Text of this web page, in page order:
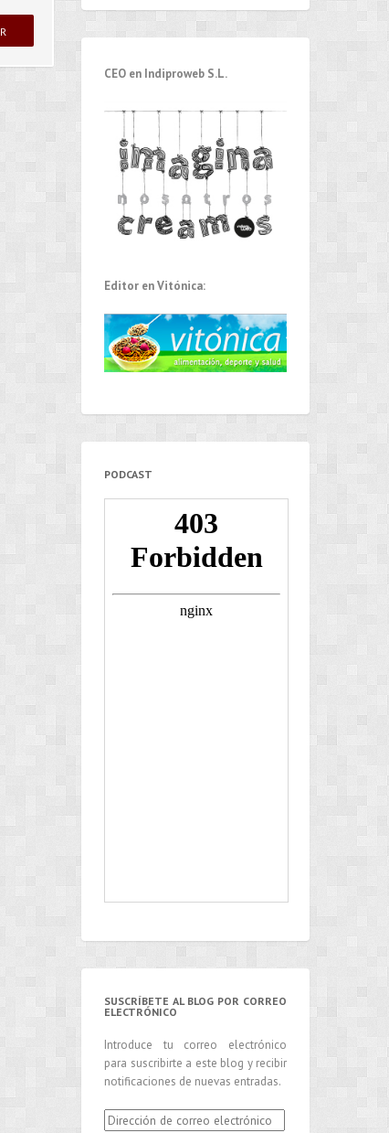
CEO en Indiproweb S.L.
Editor en Vitónica:
PODCAST
SUSCRÍBETE AL BLOG POR CORREO
ELECTRÓNICO
Introduce tu correo electrónico
para suscribirte a este blog y recibir
notificaciones de nuevas entradas.
Dirección